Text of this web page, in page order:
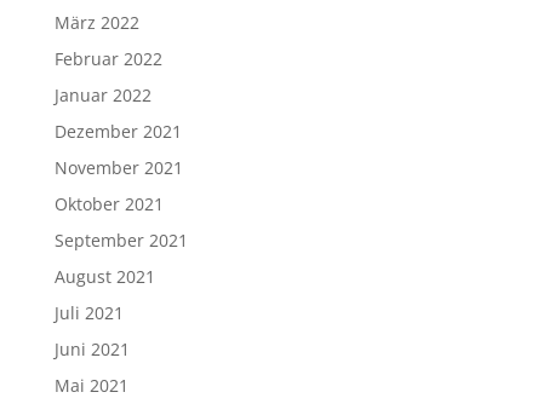
März 2022
Februar 2022
Januar 2022
Dezember 2021
November 2021
Oktober 2021
September 2021
August 2021
Juli 2021
Juni 2021
Mai 2021